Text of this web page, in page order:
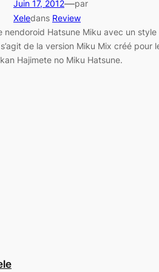
Juin 17, 2012—par
Xeledans Review
nendoroid Hatsune Miku avec un style
de la version Miku Mix créé pour
Hajimete no Miku Hatsune.